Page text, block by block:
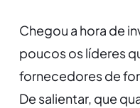
Chegou a hora de
poucos os líderes
fornecedores de
De salientar, que